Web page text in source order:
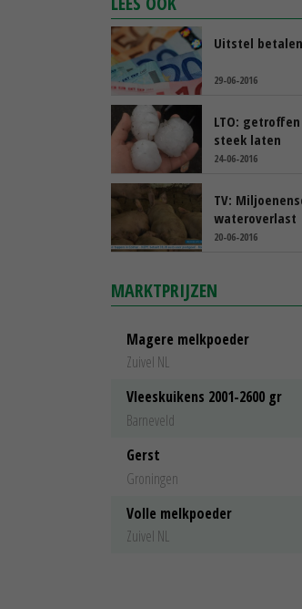
Uitstel
29-06-2016
LTO: getroffen
steek laten
24-06-2016
TV:
wateroverlast
20-06-2016
MARKTPRIJZEN
Magere melkpoeder
Zuivel NL
Vleeskuikens 2001-2600 gr
Barneveld
Gerst
Groningen
Volle melkpoeder
Zuivel NL